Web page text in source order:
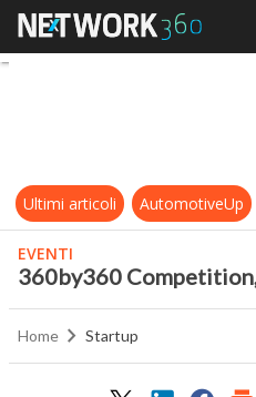
Ultimi articoli AutomotiveUp
EVENTI
360by360
Home Startup